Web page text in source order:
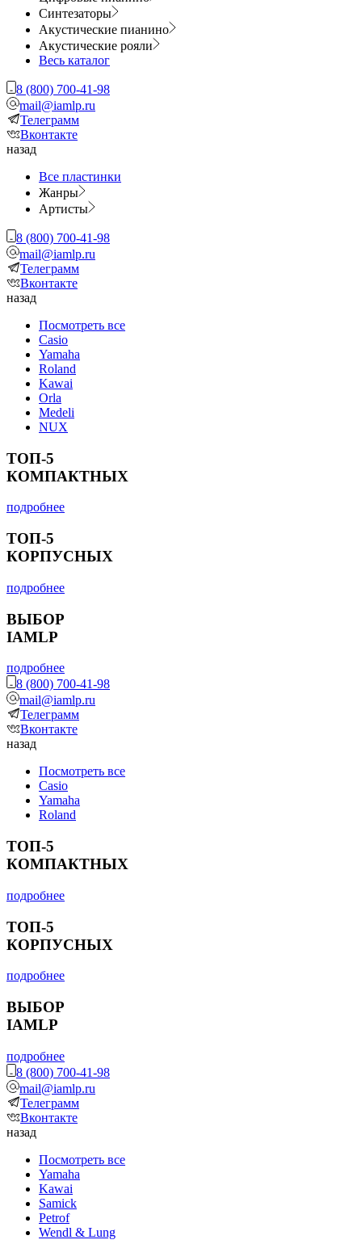
Синтезаторы
Акустические пианино
Акустические рояли
Весь каталог
8 (800) 700-41-98
mail@iamlp.ru
Телеграмм
Вконтакте
назад
Все пластинки
Жанры
Артисты
8 (800) 700-41-98
mail@iamlp.ru
Телеграмм
Вконтакте
назад
Посмотреть все
Casio
Yamaha
Roland
Kawai
Orla
Medeli
NUX
ТОП-5
КОМПАКТНЫХ
подробнее
ТОП-5
КОРПУСНЫХ
подробнее
ВЫБОР
IAMLP
подробнее
8 (800) 700-41-98
mail@iamlp.ru
Телеграмм
Вконтакте
назад
Посмотреть все
Casio
Yamaha
Roland
ТОП-5
КОМПАКТНЫХ
подробнее
ТОП-5
КОРПУСНЫХ
подробнее
ВЫБОР
IAMLP
подробнее
8 (800) 700-41-98
mail@iamlp.ru
Телеграмм
Вконтакте
назад
Посмотреть все
Yamaha
Kawai
Samick
Petrof
Wendl & Lung